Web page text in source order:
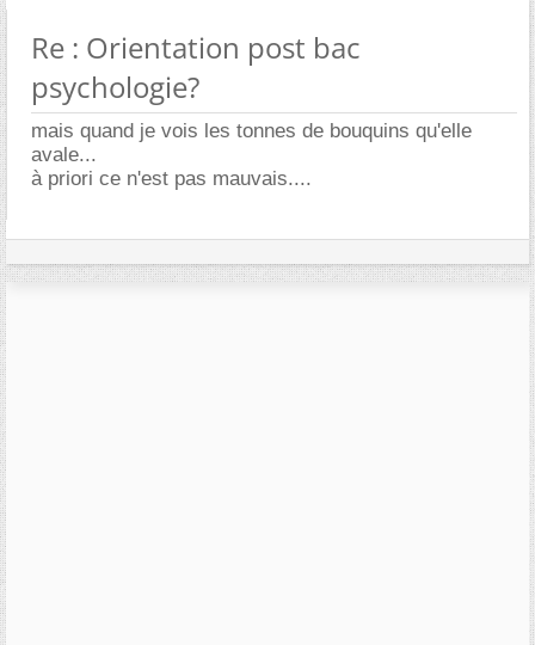
Re : Orientation post bac
psychologie?
mais quand je vois les tonnes de bouquins qu'elle
avale...
à priori ce n'est pas mauvais....